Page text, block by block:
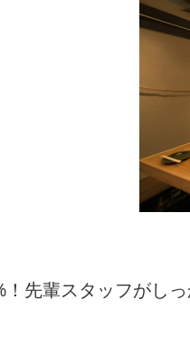
先輩スタッフがし